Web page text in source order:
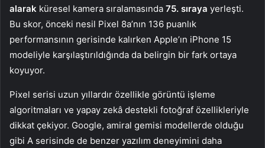
alarak küresel kamera sıralamasında 75. sıraya yerleşti.
Bu skor, önceki nesil Pixel 8a’nın 136 puanlık
performansının gerisinde kalırken Apple’ın iPhone 15
modeliyle karşılaştırıldığında da belirgin bir fark ortaya
koyuyor.
Pixel serisi uzun yıllardır özellikle görüntü işleme
algoritmaları ve yapay zekâ destekli fotoğraf özellikleriyle
dikkat çekiyor. Google, amiral gemisi modellerde olduğu
gibi A serisinde de benzer yazılım deneyimini daha